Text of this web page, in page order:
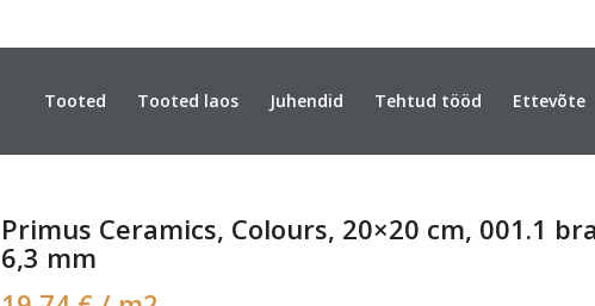
Tooted Tooted laos Juhendid Tehtud tööd Ettevõte
Primus Ceramics, Colours, 20×20 cm, 001.1
6,3 mm